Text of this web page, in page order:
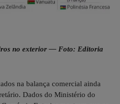
no exterior — Foto: Editoria
na balança comercial ainda
Dados do Ministério do